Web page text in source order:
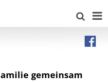
gemeinsam